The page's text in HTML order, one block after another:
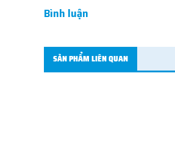
Bình luận
SẢN PHẨM LIÊN QUAN